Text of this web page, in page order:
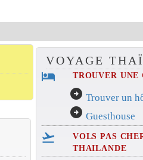
VOYAGE
hotel TROUVER UNE
arrow_circle_right Trouver un
arrow_circle_right Guesthouse
flight_takeoff
VOLS PAS
THAILANDE